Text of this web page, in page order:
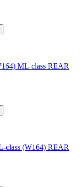
ML-class REAR
class (W164) REAR